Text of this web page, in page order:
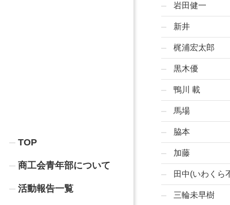
TOP
商工会青年部について
活動報告一覧
岩田健一
新井
梶浦宏太郎
黒木優
鴨川 載
馬場
脇本
加藤
田中(いわくら
三輪未早樹